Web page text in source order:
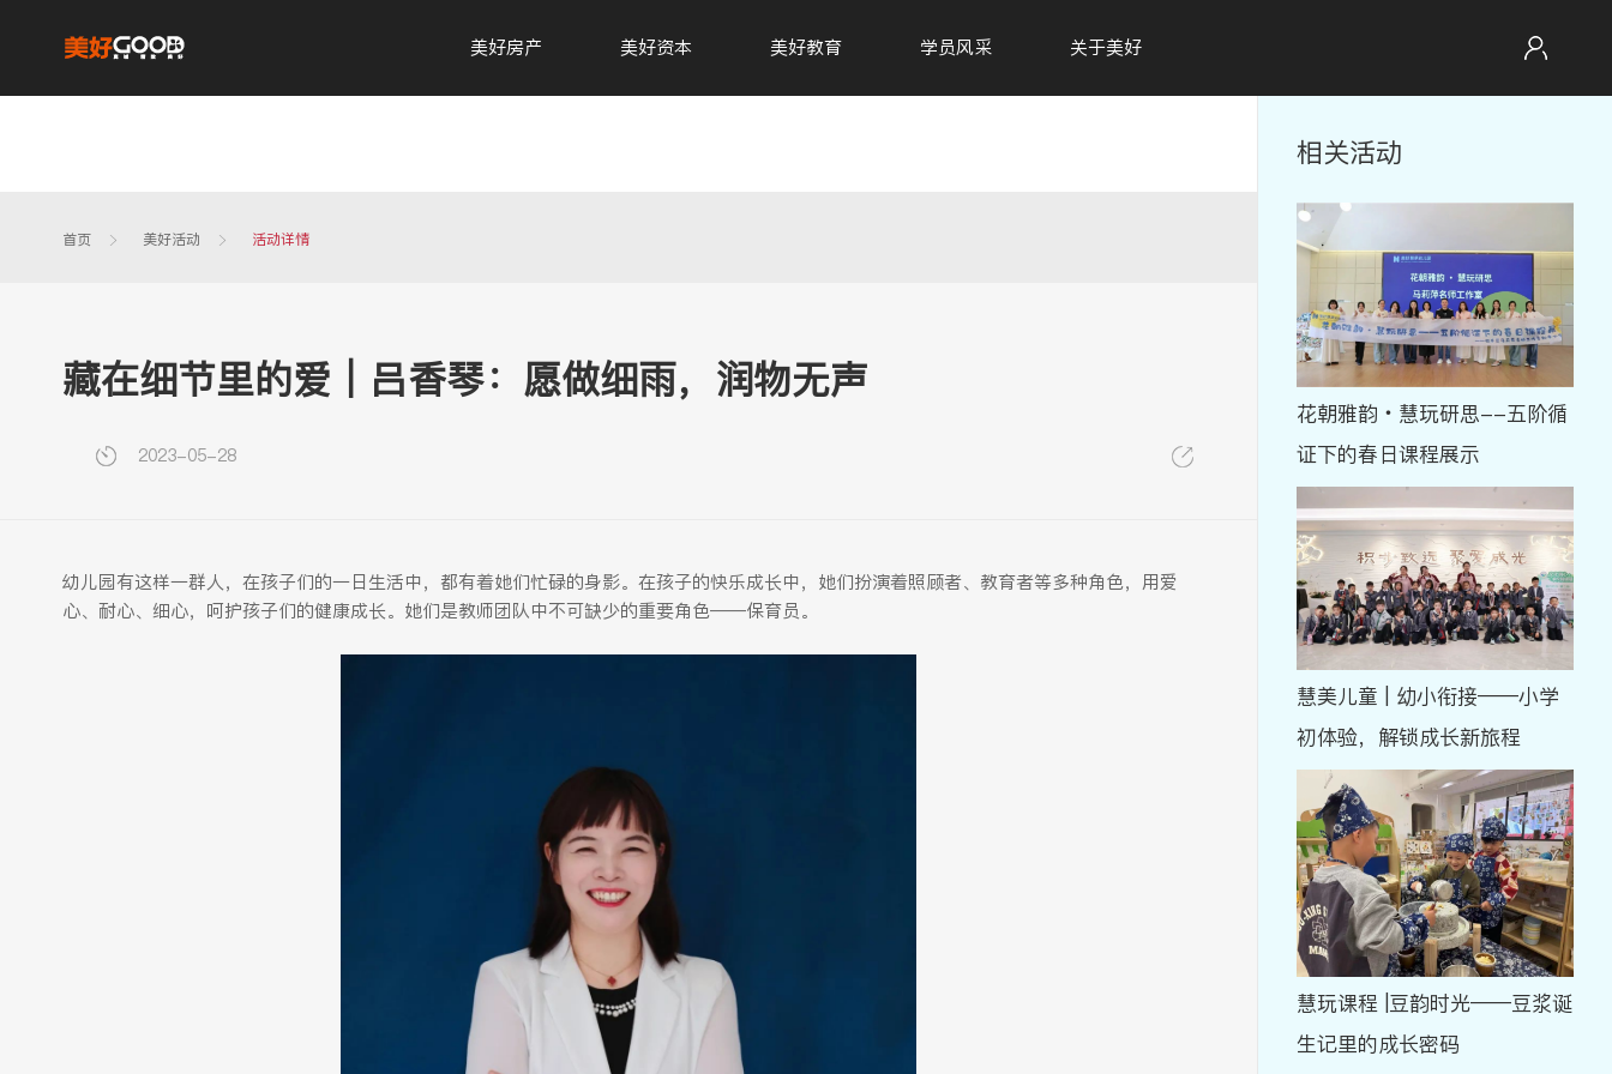
美好房产 美好资本 美好教育 学员风采 关于美好
首页 美好活动 活动详情
藏在细节里的爱｜吕香琴：愿做细雨，润物无声
2023-05-28
幼儿园有这样一群人，在孩子们的一日生活中，都有着她们忙碌的身影。在孩子的快乐成长中，她们扮演着照顾者、教育者等多种角色，用爱
心、耐心、细心，呵护孩子们的健康成长。她们是教师团队中不可缺少的重要角色——保育员。
相关活动
花朝雅韵・慧玩研思--五阶循
证下的春日课程展示
慧美儿童 | 幼小衔接——小学
初体验，解锁成长新旅程
慧玩课程 |豆韵时光——豆浆诞
生记里的成长密码